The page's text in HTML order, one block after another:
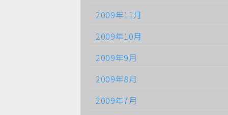
2009年11月
2009年10月
2009年9月
2009年8月
2009年7月